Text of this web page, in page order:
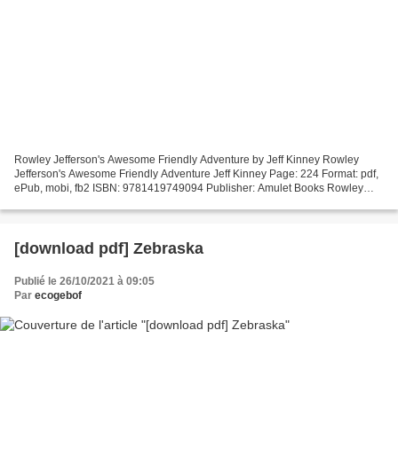
Rowley Jefferson's Awesome Friendly Adventure by Jeff Kinney Rowley
Jefferson's Awesome Friendly Adventure Jeff Kinney Page: 224 Format: pdf,
ePub, mobi, fb2 ISBN: 9781419749094 Publisher: Amulet Books Rowley
[download pdf] Zebraska
Publié le 26/10/2021 à 09:05
Par ecogebof